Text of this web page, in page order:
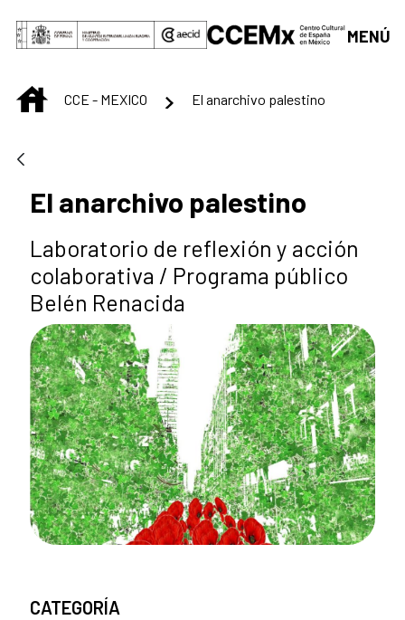
Saltar al contenido principal
MENÚ
INICIOCCE - MEXICO El anarchivo palestino
El anarchivo palestino
Laboratorio de reflexión y acción
colaborativa / Programa público
Belén Renacida
CATEGORÍA